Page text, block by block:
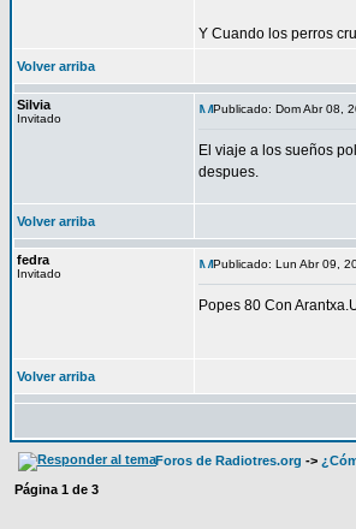
Y Cuando los perros
Volver arriba
Silvia
Invitado
Publicado: Dom Abr 08,
El viaje a los sueños
despues.
Volver arriba
fedra
Invitado
Publicado: Lun Abr 09,
Popes 80 Con
Volver arriba
Foros de Radiotres.org ->
Página 1 de 3